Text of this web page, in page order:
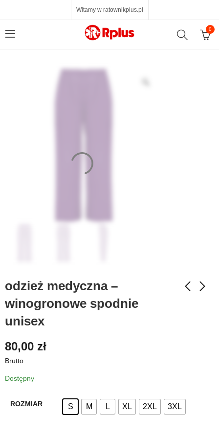
Witamy w ratownikplus.pl
0
odzież medyczna –
winogronowe spodnie
unisex
80,00 zł
Brutto
Dostępny
ROZMIAR S M L XL 2XL 3XL